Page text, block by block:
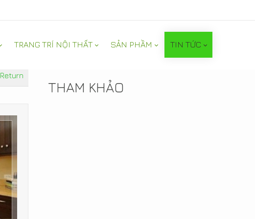
TRANG TRÍ NỘI THẤT SẢN PHẦM TIN TỨC
Return
TIN NỔI BẬT
THAM KHẢO